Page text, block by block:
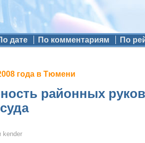
дате По комментариям По
года в Тюмени
районных
kender